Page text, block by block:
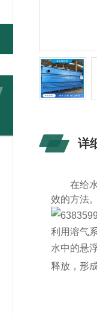
详
在给
效的方法
利用溶气
水中的悬
释放，形